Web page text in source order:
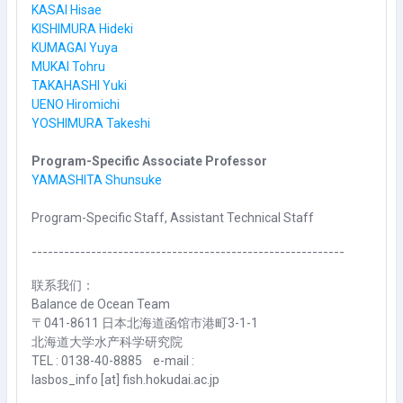
KASAI Hisae
KISHIMURA Hideki
KUMAGAI Yuya
MUKAI Tohru
TAKAHASHI Yuki
UENO Hiromichi
YOSHIMURA Takeshi
Program-Specific Associate Professor
YAMASHITA Shunsuke
Program-Specific Staff, Assistant Technical Staff
----------------------------------------------------------
联系我们：
Balance de Ocean Team
〒041-8611 日本北海道函馆市港町3-1-1
北海道大学水产科学研究院
TEL : 0138-40-8885 e-mail :
lasbos_info [at] fish.hokudai.ac.jp